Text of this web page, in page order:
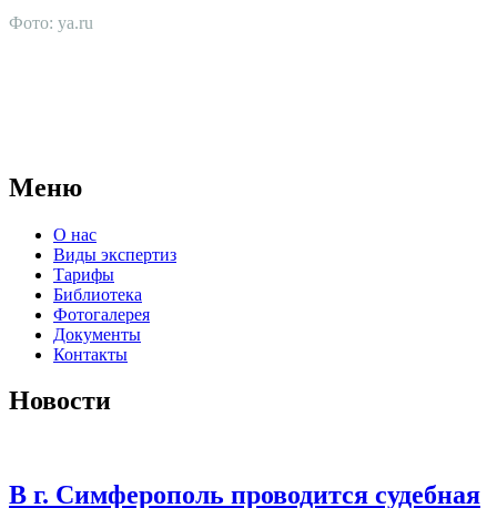
Фото: ya.ru
Меню
О нас
Виды экспертиз
Тарифы
Библиотека
Фотогалерея
Документы
Контакты
Новости
В г. Симферополь проводится судебная